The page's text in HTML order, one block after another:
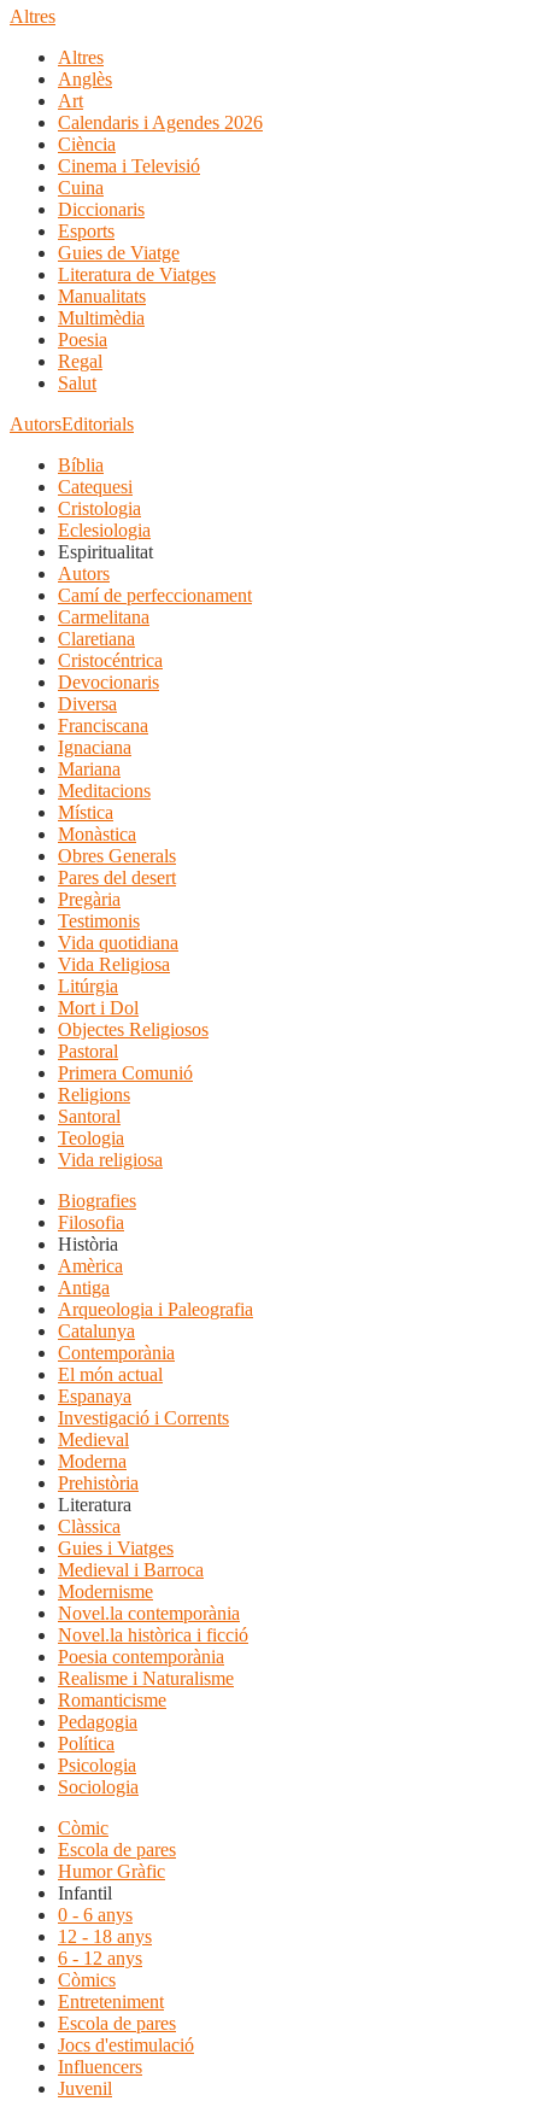
Altres
Altres
Anglès
Art
Calendaris i Agendes 2026
Ciència
Cinema i Televisió
Cuina
Diccionaris
Esports
Guies de Viatge
Literatura de Viatges
Manualitats
Multimèdia
Poesia
Regal
Salut
AutorsEditorials
Bíblia
Catequesi
Cristologia
Eclesiologia
Espiritualitat
Autors
Camí de perfeccionament
Carmelitana
Claretiana
Cristocéntrica
Devocionaris
Diversa
Franciscana
Ignaciana
Mariana
Meditacions
Mística
Monàstica
Obres Generals
Pares del desert
Pregària
Testimonis
Vida quotidiana
Vida Religiosa
Litúrgia
Mort i Dol
Objectes Religiosos
Pastoral
Primera Comunió
Religions
Santoral
Teologia
Vida religiosa
Biografies
Filosofia
Història
Amèrica
Antiga
Arqueologia i Paleografia
Catalunya
Contemporània
El món actual
Espanaya
Investigació i Corrents
Medieval
Moderna
Prehistòria
Literatura
Clàssica
Guies i Viatges
Medieval i Barroca
Modernisme
Novel.la contemporània
Novel.la històrica i ficció
Poesia contemporània
Realisme i Naturalisme
Romanticisme
Pedagogia
Política
Psicologia
Sociologia
Còmic
Escola de pares
Humor Gràfic
Infantil
0 - 6 anys
12 - 18 anys
6 - 12 anys
Còmics
Entreteniment
Escola de pares
Jocs d'estimulació
Influencers
Juvenil